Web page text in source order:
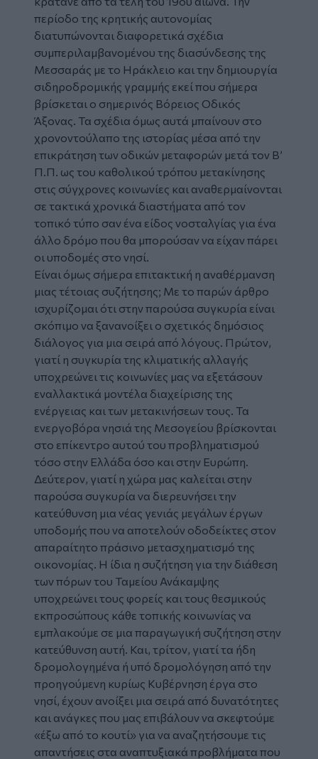
περίοδο της κρητικής αυτονομίας
διατυπώνονται διαφορετικά σχέδια
συμπεριλαμβανομένου της διασύνδεσης της
Μεσσαράς με το Ηράκλειο και την δημιουργία
σιδηροδρομικής γραμμής εκεί που σήμερα
βρίσκεται ο σημερινός Βόρειος Οδικός
Άξονας. Τα σχέδια όμως αυτά μπαίνουν στο
χρονοντούλαπο της ιστορίας μέσα από την
επικράτηση των οδικών μεταφορών μετά τον Β’
Π.Π. ως του καθολικού τρόπου μετακίνησης
στις σύγχρονες κοινωνίες και αναθερμαίνονται
σε τακτικά χρονικά διαστήματα από τον
τοπικό τύπο σαν ένα είδος νοσταλγίας για ένα
άλλο δρόμο που θα μπορούσαν να είχαν πάρει
οι υποδομές στο νησί.
Είναι όμως σήμερα επιτακτική η αναθέρμανση
μιας τέτοιας συζήτησης; Με το παρών άρθρο
ισχυρίζομαι ότι στην παρούσα συγκυρία είναι
σκόπιμο να ξανανοίξει ο σχετικός δημόσιος
διάλογος για μια σειρά από λόγους. Πρώτον,
γιατί η συγκυρία της κλιματικής αλλαγής
υποχρεώνει τις κοινωνίες μας να εξετάσουν
εναλλακτικά μοντέλα διαχείρισης της
ενέργειας και των μετακινήσεων τους. Τα
ενεργοβόρα νησιά της Μεσογείου βρίσκονται
στο επίκεντρο αυτού του προβληματισμού
τόσο στην Ελλάδα όσο και στην Ευρώπη.
Δεύτερον, γιατί η χώρα μας καλείται στην
παρούσα συγκυρία να διερευνήσει την
κατεύθυνση μια νέας γενιάς μεγάλων έργων
υποδομής που να αποτελούν οδοδείκτες στον
απαραίτητο πράσινο μετασχηματισμό της
οικονομίας. Η ίδια η συζήτηση για την διάθεση
των πόρων του Ταμείου Ανάκαμψης
υποχρεώνει τους φορείς και τους θεσμικούς
εκπροσώπους κάθε τοπικής κοινωνίας να
εμπλακούμε σε μια παραγωγική συζήτηση στην
κατεύθυνση αυτή. Και, τρίτον, γιατί τα ήδη
δρομολογημένα ή υπό δρομολόγηση από την
προηγούμενη κυρίως Κυβέρνηση έργα στο
νησί, έχουν ανοίξει μια σειρά από δυνατότητες
και ανάγκες που μας επιβάλουν να σκεφτούμε
«έξω από το κουτί» για να αναζητήσουμε τις
απαντήσεις στα αναπτυξιακά προβλήματα που